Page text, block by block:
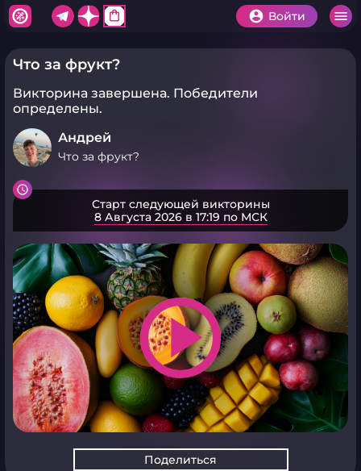
shopping_bag Войти
Что за фрукт?
Викторина завершена. Победители
определены.
Андрей
Что за фрукт?
Старт следующей викторины
8 Августа 2026 в 17:19 по МСК
play_arrow
Поделиться